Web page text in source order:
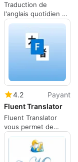
Traduction de
l'anglais quotidien en
ourdou simplifiée
4.2
Payant
Fluent Translator
Fluent Translator
vous permet de
parler et d'écouter
n'importe quelle